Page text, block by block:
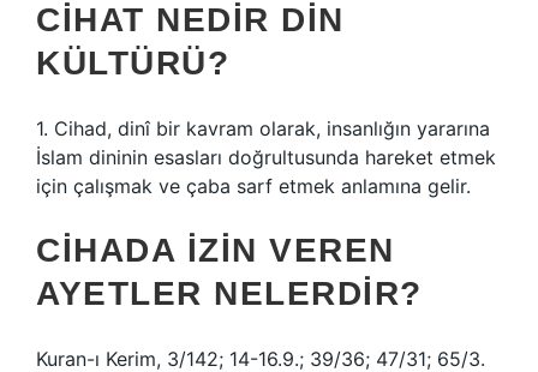
CIHAT NEDIR DIN
KÜLTÜRÜ?
1. Cihad, dinî bir kavram olarak, insanlığın yararına
İslam dininin esasları doğrultusunda hareket etmek
için çalışmak ve çaba sarf etmek anlamına gelir.
CIHADA IZIN VEREN
AYETLER NELERDIR?
Kuran-ı Kerim, 3/142; 14-16.9.; 39/36; 47/31; 65/3.